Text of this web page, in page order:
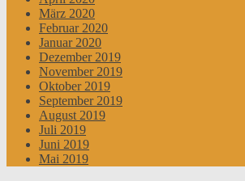
März 2020
Februar 2020
Januar 2020
Dezember 2019
November 2019
Oktober 2019
September 2019
August 2019
Juli 2019
Juni 2019
Mai 2019